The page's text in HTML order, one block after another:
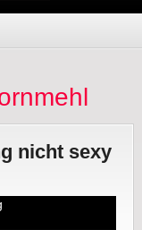
nicht sexy